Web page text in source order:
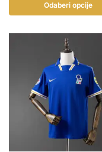
Odaberi opcije